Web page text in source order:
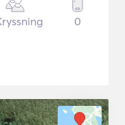
0